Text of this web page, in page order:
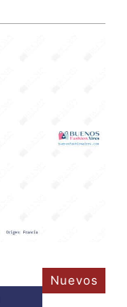
Nuevos